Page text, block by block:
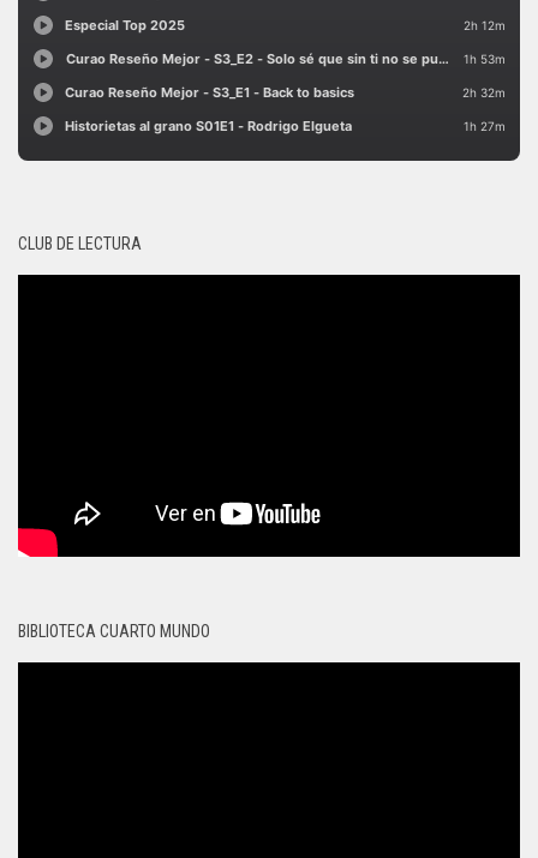
CLUB DE LECTURA
BIBLIOTECA CUARTO MUNDO